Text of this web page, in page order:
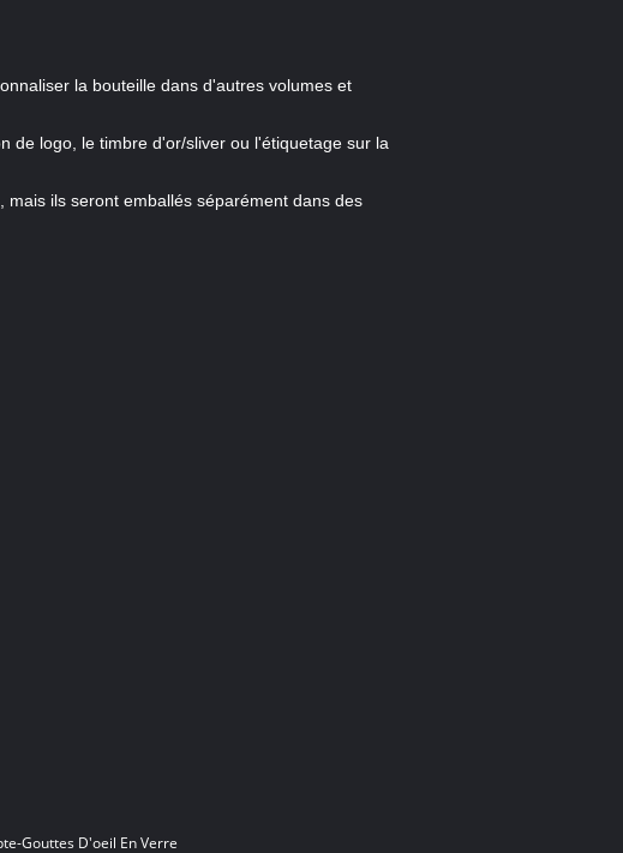
la bouteille dans d'autres volumes et
de logo, le timbre d'or/sliver ou l'étiquetage sur la
ils seront emballés séparément dans des
Gouttes D'oeil En Verre